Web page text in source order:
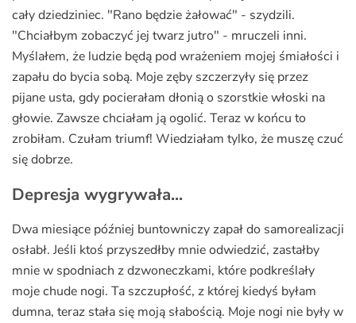
cały dziedziniec. "Rano będzie żałować" - szydzili.
"Chciałbym zobaczyć jej twarz jutro" - mruczeli inni.
Myślałem, że ludzie będą pod wrażeniem mojej śmiałości i
zapału do bycia sobą. Moje zęby szczerzyły się przez
pijane usta, gdy pocierałam dłonią o szorstkie włoski na
głowie. Zawsze chciałam ją ogolić. Teraz w końcu to
zrobiłam. Czułam triumf! Wiedziałam tylko, że muszę czuć
się dobrze.
Depresja wygrywała...
Dwa miesiące później buntowniczy zapał do samorealizacji
osłabł. Jeśli ktoś przyszedłby mnie odwiedzić, zastałby
mnie w spodniach z dzwoneczkami, które podkreślały
moje chude nogi. Ta szczupłość, z której kiedyś byłam
dumna, teraz stała się moją słabością. Moje nogi nie były w